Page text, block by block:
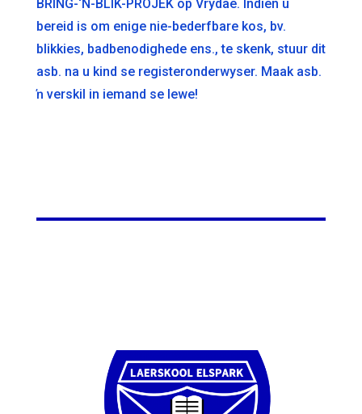
BRING-‘N-BLIK-PROJEK op Vrydae. Indien u
bereid is om enige nie-bederfbare kos, bv.
blikkies, badbenodighede ens., te skenk, stuur dit
asb. na u kind se registeronderwyser. Maak asb.
ŉ verskil in iemand se lewe!